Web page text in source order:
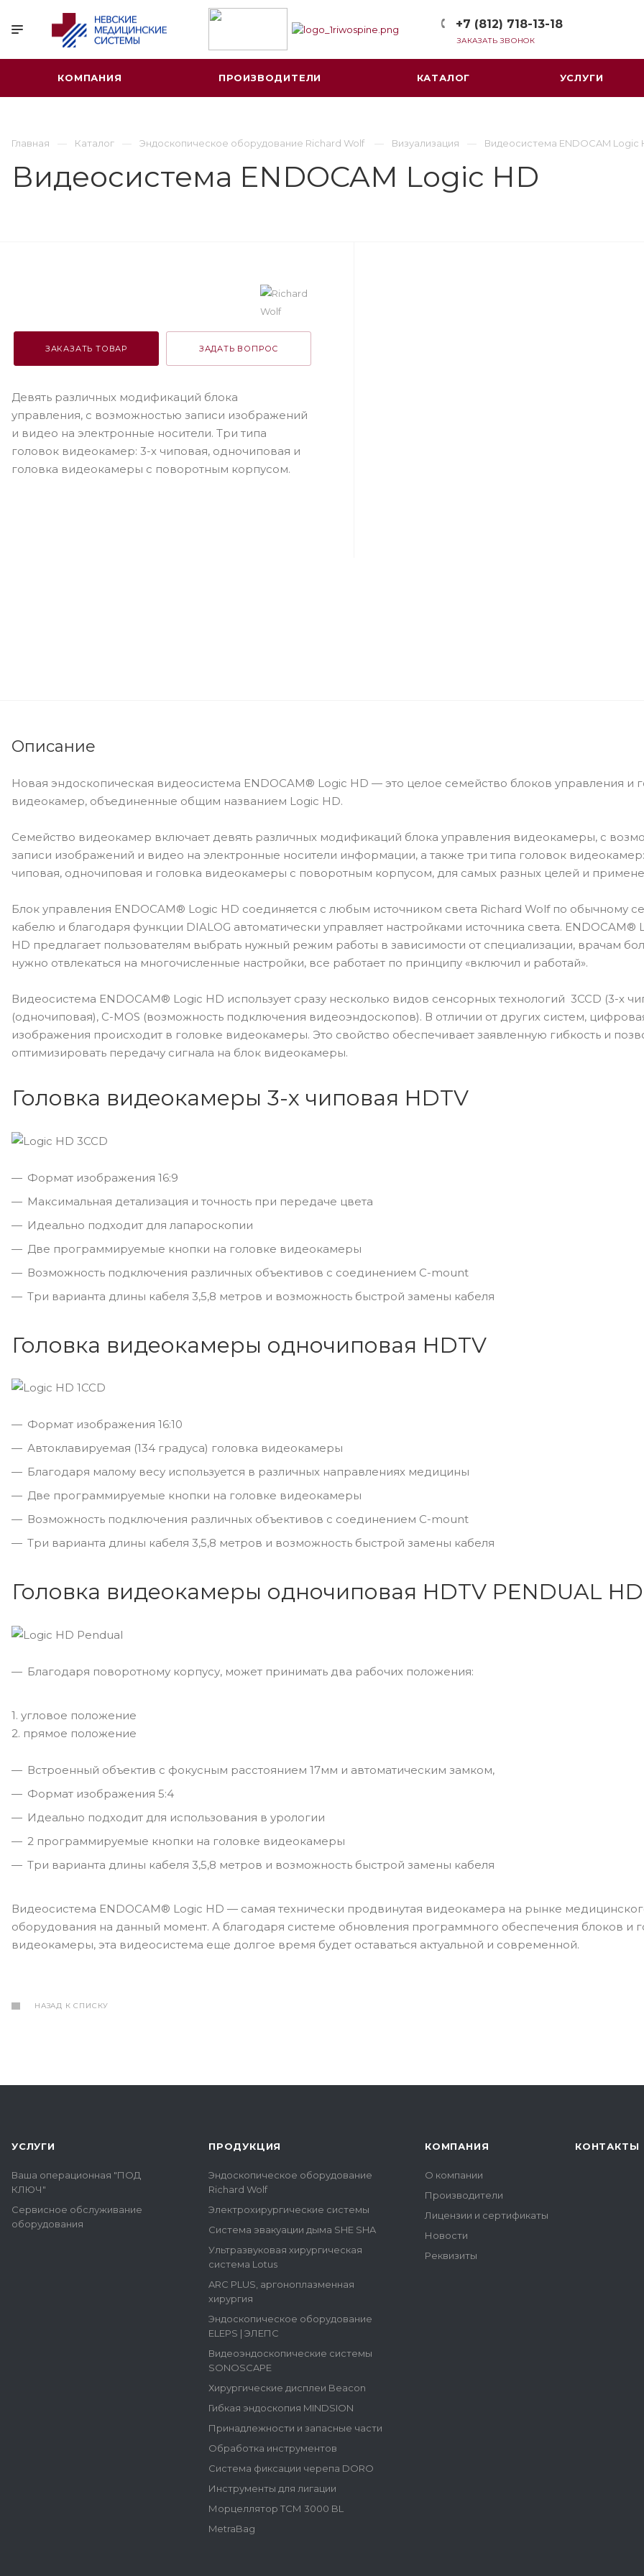
+7 (812) 718-13-18
ЗАКАЗАТЬ ЗВОНОК
КОМПАНИЯ ПРОИЗВОДИТЕЛИ КАТАЛОГ УСЛУГИ
Главная Каталог Эндоскопическое оборудование Richard Wolf Визуализация Видеоcистема ENDOCAM Logic
Видеоcистема ENDOCAM Logic HD
ЗАКАЗАТЬ ТОВАР ЗАДАТЬ ВОПРОС
Девять различных модификаций блока
управления, с возможностью записи изображений
и видео на электронные носители. Три типа
головок видеокамер: 3-х чиповая, одночиповая и
головка видеокамеры с поворотным корпусом.
Описание
Новая эндоскопическая видеосистема ENDOCAM® Logic HD — это целое семейство блоков управления и
видеокамер, объединенные общим названием Logic HD.
Семейство видеокамер включает девять различных модификаций блока управления видеокамеры, с
записи изображений и видео на электронные носители информации, а также три типа головок
чиповая, одночиповая и головка видеокамеры с поворотным корпусом, для самых разных целей и
Блок управления ENDOCAM® Logic HD соединяется с любым источником света Richard Wolf по обычному
кабелю и благодаря функции DIALOG автоматически управляет настройками источника света. ENDOCAM®
HD предлагает пользователям выбрать нужный режим работы в зависимости от специализации, врачам
нужно отвлекаться на многочисленные настройки, все работает по принципу «включил и работай».
Видеосистема ENDOCAM® Logic HD использует сразу несколько видов сенсорных технологий 3CCD (3-х
(одночиповая), C-MOS (возможность подключения видеоэндоскопов). В отличии от других систем,
изображения происходит в головке видеокамеры. Это свойство обеспечивает заявленную гибкость и
оптимизировать передачу сигнала на блок видеокамеры.
Головка видеокамеры 3-х чиповая HDTV
Формат изображения 16:9
Максимальная детализация и точность при передаче цвета
Идеально подходит для лапароскопии
Две программируемые кнопки на головке видеокамеры
Возможность подключения различных объективов с соединением C-mount
Три варианта длины кабеля 3,5,8 метров и возможность быстрой замены кабеля
Головка видеокамеры одночиповая HDTV
Формат изображения 16:10
Автоклавируемая (134 градуса) головка видеокамеры
Благодаря малому весу используется в различных направлениях медицины
Две программируемые кнопки на головке видеокамеры
Возможность подключения различных объективов с соединением C-mount
Три варианта длины кабеля 3,5,8 метров и возможность быстрой замены кабеля
Головка видеокамеры одночиповая HDTV PENDUAL HD
Благодаря поворотному корпусу, может принимать два рабочих положения:
1. угловое положение
2. прямое положение
Встроенный объектив с фокусным расстоянием 17мм и автоматическим замком,
Формат изображения 5:4
Идеально подходит для использования в урологии
2 программируемые кнопки на головке видеокамеры
Три варианта длины кабеля 3,5,8 метров и возможность быстрой замены кабеля
Видеосистема ENDOCAM® Logic HD — самая технически продвинутая видеокамера на рынке
оборудования на данный момент. А благодаря системе обновления программного обеспечения блоков и
видеокамеры, эта видеосистема еще долгое время будет оставаться актуальной и современной.
НАЗАД К СПИСКУ
УСЛУГИ
Ваша операционная "ПОД
КЛЮЧ"
Сервисное обслуживание
оборудования
ПРОДУКЦИЯ
Эндоскопическое оборудование
Richard Wolf
Электрохирургические системы
Система эвакуации дыма SHE SHA
Ультразвуковая хирургическая
система Lotus
ARC PLUS, аргоноплазменная
хирургия
Эндоскопическое оборудование
ELEPS | ЭЛЕПС
Видеоэндоскопические системы
SONOSCAPE
Хирургические дисплеи Beacon
Гибкая эндоскопия MINDSION
Принадлежности и запасные части
Обработка инструментов
Система фиксации черепа DORO
Инструменты для лигации
Морцеллятор ТСМ 3000 BL
MetraBag
КОМПАНИЯ
О компании
Производители
Лицензии и сертификаты
Новости
Реквизиты
КОНТАКТЫ